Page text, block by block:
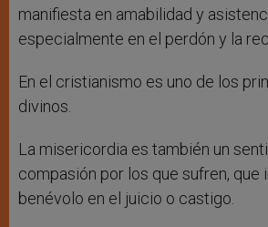
manifiesta en amabilidad y
especialmente en el perdón y la
En el cristianismo es uno de los
divinos.
La misericordia es también un
compasión por los que sufren, que
benévolo en el juicio o castigo.